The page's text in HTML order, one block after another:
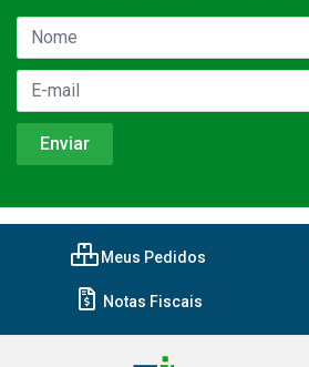
Meus Pedidos
Notas Fiscais